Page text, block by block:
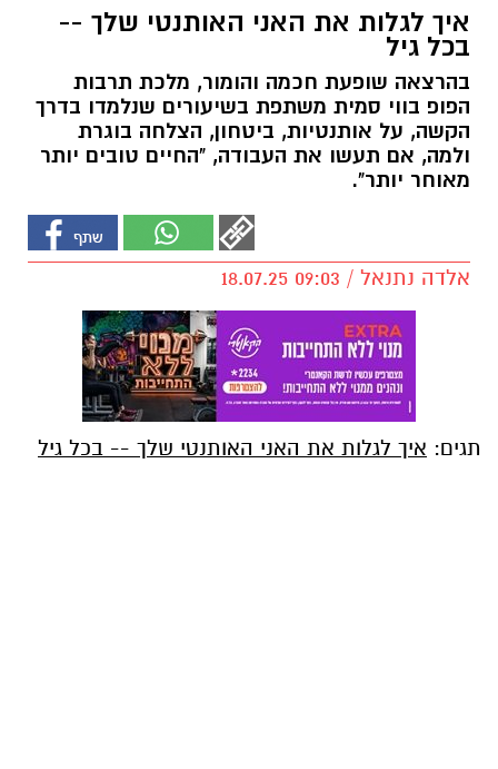
איך לגלות את האני האותנטי שלך --
בכל גיל
בהרצאה שופעת חכמה והומור, מלכת תרבות
הפופ בווי סמית משתפת בשיעורים שנלמדו בדרך
הקשה, על אותנטיות, ביטחון, הצלחה בוגרת
ולמה, אם תעשו את העבודה, "החיים טובים יותר
מאוחר יותר".
אלדה נתנאל / 09:03 18.07.25
תגים: איך לגלות את האני האותנטי שלך -- בכל גיל